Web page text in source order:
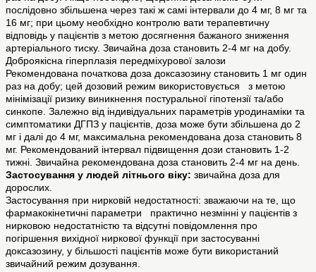
послідовно збільшена через такі ж самі інтервали до 4 мг, 8 мг та
16 мг; при цьому необхідно контролю вати терапевтичну
відповідь у пацієнтів з метою досягнення бажаного зниження
артеріального тиску. Звичайна доза становить 2-4 мг на добу.
Доброякісна гіперплазія передміхурової залози
Рекомендована початкова доза доксазозину становить 1 мг один
раз на добу; цей дозовий режим використовується з метою
мінімізації ризику виникнення постуральної гіпотензії та/або
синкопе. Залежно від індивідуальних параметрів уродинаміки та
симптоматики ДГПЗ у пацієнтів, доза може бути збільшена до 2
мг і далі до 4 мг, максимальна рекомендована доза становить 8
мг. Рекомендований інтервал підвищення дози становить 1-2
тижні. Звичайна рекомендована доза становить 2-4 мг на день.
Застосування у людей літнього віку: звичайна доза для
дорослих.
Застосування при нирковій недостатності: зважаючи на те, що
фармакокінетичні параметри практично незмінні у пацієнтів з
нирковою недостатністю та відсутні повідомлення про
погіршення вихідної ниркової функції при застосуванні
доксазозину, у більшості пацієнтів може бути використаний
звичайний режим дозування.